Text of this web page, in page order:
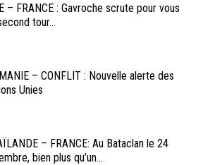
– FRANCE : Gavroche scrute pour vous
tour...
– CONFLIT : Nouvelle alerte des
Unies
– FRANCE: Au Bataclan le 24
bien plus qu’un...